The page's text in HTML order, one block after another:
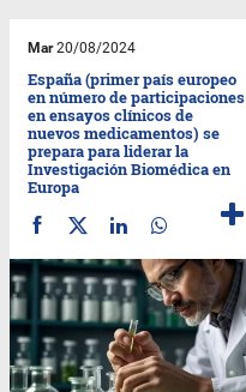
Mar20/08/2024
España (primer país europeo
en número de participaciones
en ensayos clínicos de
nuevos medicamentos) se
prepara para liderar la
Investigación Biomédica en
Europa